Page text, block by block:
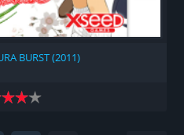
BURST (2011)